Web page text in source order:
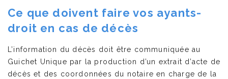
Ce que doivent faire vos ayants-
droit en cas de décès
L’information du décès doit être communiquée au
Guichet Unique par la production d’un extrait d’acte de
décès et des coordonnées du notaire en charge de la